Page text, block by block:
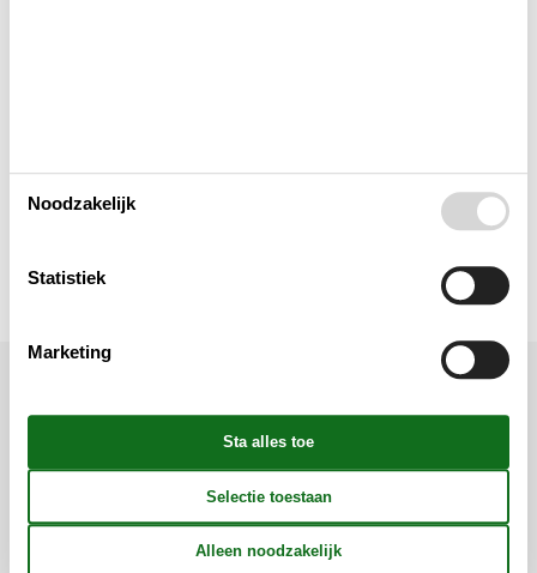
Ligging & omgeving
Noodzakelijk
Statistiek
Marketing